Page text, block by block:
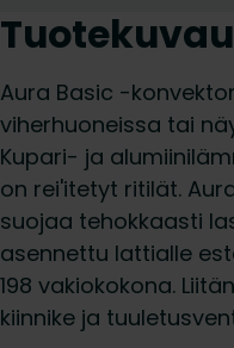
Aura Basic -
viherhuoneissa tai
Kupari- ja
on rei'itetyt ritilät.
suojaa tehokkaasti
asennettu lattialle
198 vakiokokona.
kiinnike ja